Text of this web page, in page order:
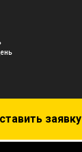
заявку